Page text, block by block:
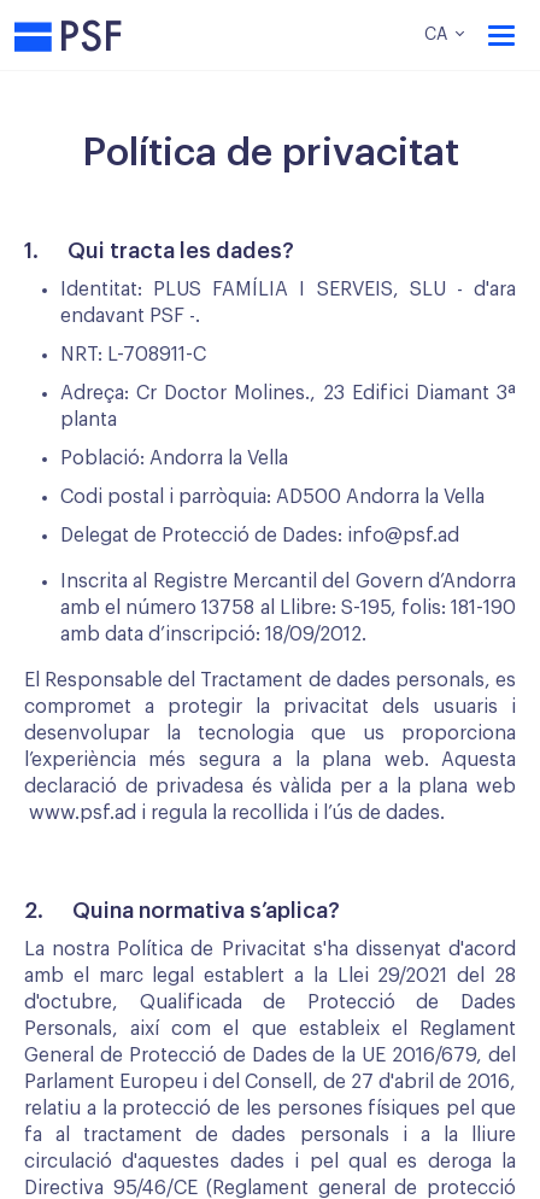
PSF CA
Política de privacitat
1. Qui tracta les dades?
Identitat: PLUS FAMÍLIA I SERVEIS, SLU - d'ara
endavant PSF -.
NRT: L-708911-C
Adreça: Cr Doctor Molines., 23 Edifici Diamant 3ª
planta
Població: Andorra la Vella
Codi postal i parròquia: AD500 Andorra la Vella
Delegat de Protecció de Dades: info@psf.ad
Inscrita al Registre Mercantil del Govern d’Andorra
amb el número 13758 al Llibre: S-195, folis: 181-190
amb data d’inscripció: 18/09/2012.
El Responsable del Tractament de dades personals, es
compromet a protegir la privacitat dels usuaris i
desenvolupar la tecnologia que us proporciona
l’experiència més segura a la plana web. Aquesta
declaració de privadesa és vàlida per a la plana web
www.psf.ad i regula la recollida i l’ús de dades.
2. Quina normativa s’aplica?
La nostra Política de Privacitat s'ha dissenyat d'acord
amb el marc legal establert a la Llei 29/2021 del 28
d'octubre, Qualificada de Protecció de Dades
Personals, així com el que estableix el Reglament
General de Protecció de Dades de la UE 2016/679, del
Parlament Europeu i del Consell, de 27 d'abril de 2016,
relatiu a la protecció de les persones físiques pel que
fa al tractament de dades personals i a la lliure
circulació d'aquestes dades i pel qual es deroga la
Directiva 95/46/CE (Reglament general de protecció